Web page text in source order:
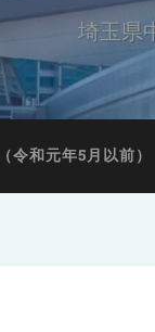
埼玉県
令和元年5月以前）